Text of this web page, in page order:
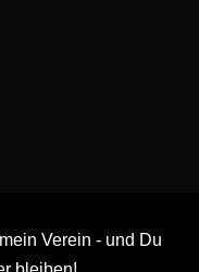
Verein - und Du